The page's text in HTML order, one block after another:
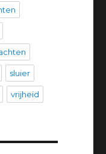
sluier
vrijheid